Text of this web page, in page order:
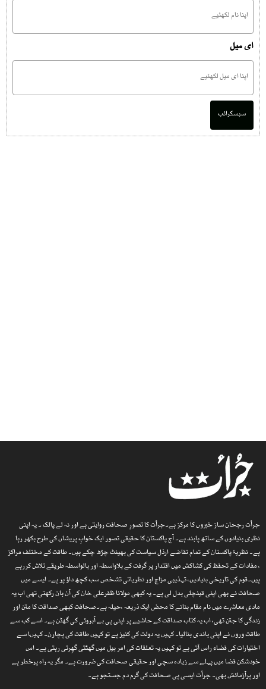
ای میل
سبسکرائب
جرأت رجحان ساز خبروں کا مرکز ہے۔جرأت کا تصورِ صحافت روایتی ہے اور نہ لے پالک ۔ یہ اپنی
نظری بنیادوں کے ساتھ پابند ہے۔ آج پاکستان کا حقیقی تصور ایک خوابِ پریشاں کی طرح بکھر رہا
ہے۔ نظریۂ پاکستان کے تمام تقاضے ارذل سیاست کی بھینٹ چڑھ چکے ہیں۔ طاقت کے مختلف مراکز
، مفادات کے تحفظ کی کشاکش میں اقتدار پر گرفت کے بلاواسطہ اور بالواسطہ طریقے تلاش کررہے
ہیں۔قوم کی تاریخی بنیادیں، تہذیبی مزاج اور نظریاتی تشخص سب کچھ داؤ پر ہے۔ ایسے میں
صحافت نے بھی اپنی قینچلی بدل لی ہے۔ یہ کبھی مولانا ظفرعلی خان کی آن بان رکھتی تھی اب یہ
مادی معاشرے میں نام مقام بنانے کا محض ایک ذریعہ ،حیلہ ہے۔صحافت کبھی صداقت کا متن اور
زندگی کا جتن تھی، اب یہ کتاب صداقت کے حاشیے پر اپنی ہی بے آبروئی کی گھٹن ہے۔ اسے کب سے
طاقت وروں نے اپنی باندی بنالیا۔ کہیں یہ دولت کی کنیز ہے تو کہیں طاقت کی پچارن۔ کہیںا سے
اختیارات کی فضاء راس آتی ہے تو کہیں یہ تعلقات کی امر بیل میں گھٹتی گھِرتی رہتی ہے۔ اس
خودشکن فضا میں پہلے سے زیادہ سچی اور حقیقی صحافت کی ضرورت ہے۔ مگر یہ راہ پرخطر ہے
اور پرآزمائش بھی۔ جرأت ایسی ہی صحافت کی گرم دم جستجو ہے۔